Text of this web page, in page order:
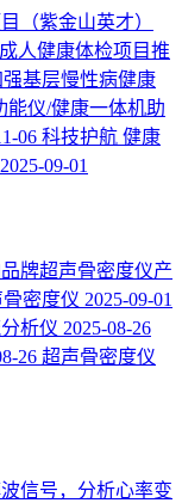
（紫金山英才）
人健康体检项目推
基层慢性病健康
能仪/健康一体机助
06 科技护航 健康
2025-09-01
牌超声骨密度仪产
密度仪 2025-09-01
析仪 2025-08-26
26 超声骨密度仪
信号，分析心率变